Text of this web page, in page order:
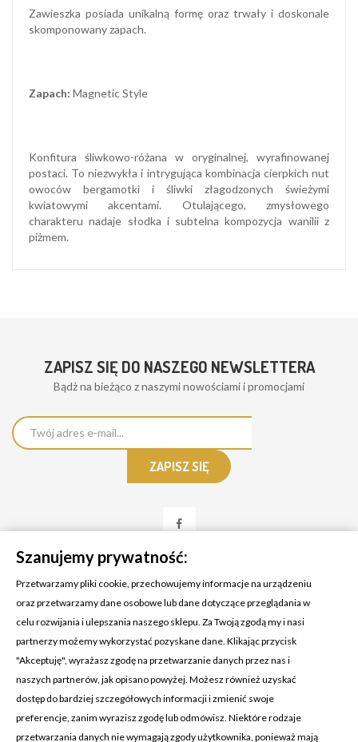
Zawieszka posiada unikalną formę oraz trwały i doskonale
skomponowany zapach.
Zapach: Magnetic Style
Konfitura śliwkowo-różana w oryginalnej, wyrafinowanej
postaci. To niezwykła i intrygująca kombinacja cierpkich nut
owoców bergamotki i śliwki złagodzonych świeżymi
kwiatowymi akcentami. Otulającego, zmysłowego
charakteru nadaje słodka i subtelna kompozycja wanilii z
piżmem.
ZAPISZ SIĘ DO NASZEGO NEWSLETTERA
Bądż na bieżąco z naszymi nowościami i promocjami
KONTAKT Z NAMI
Adres:
Cosmetic4car
Budzisz 73A
39-200 Dębica
Dominik:
Szanujemy prywatność:
Przetwarzamy pliki cookie, przechowujemy informacje na urządzeniu
oraz przetwarzamy dane osobowe lub dane dotyczące przeglądania w
celu rozwijania i ulepszania naszego sklepu. Za Twoją zgodą my i nasi
partnerzy możemy wykorzystać pozyskane dane. Klikając przycisk
"Akceptuję", wyrażasz zgodę na przetwarzanie danych przez nas i
naszych partnerów, jak opisano powyżej. Możesz również uzyskać
dostęp do bardziej szczegółowych informacji i zmienić swoje
preferencje, zanim wyrazisz zgodę lub odmówisz. Niektóre rodzaje
przetwarzania danych nie wymagają zgody użytkownika, ponieważ mają